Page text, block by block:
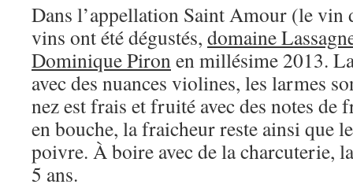
Dans l’appellation Saint Amour (le vin
vins ont été dégustés, domaine
Dominique Pironen millésime 2013.
avec des nuances violines, les larmes
nez est frais et fruité avec des notes de
en bouche, la fraicheur reste ainsi que
poivre. À boire avec de la charcuterie,
5 ans.